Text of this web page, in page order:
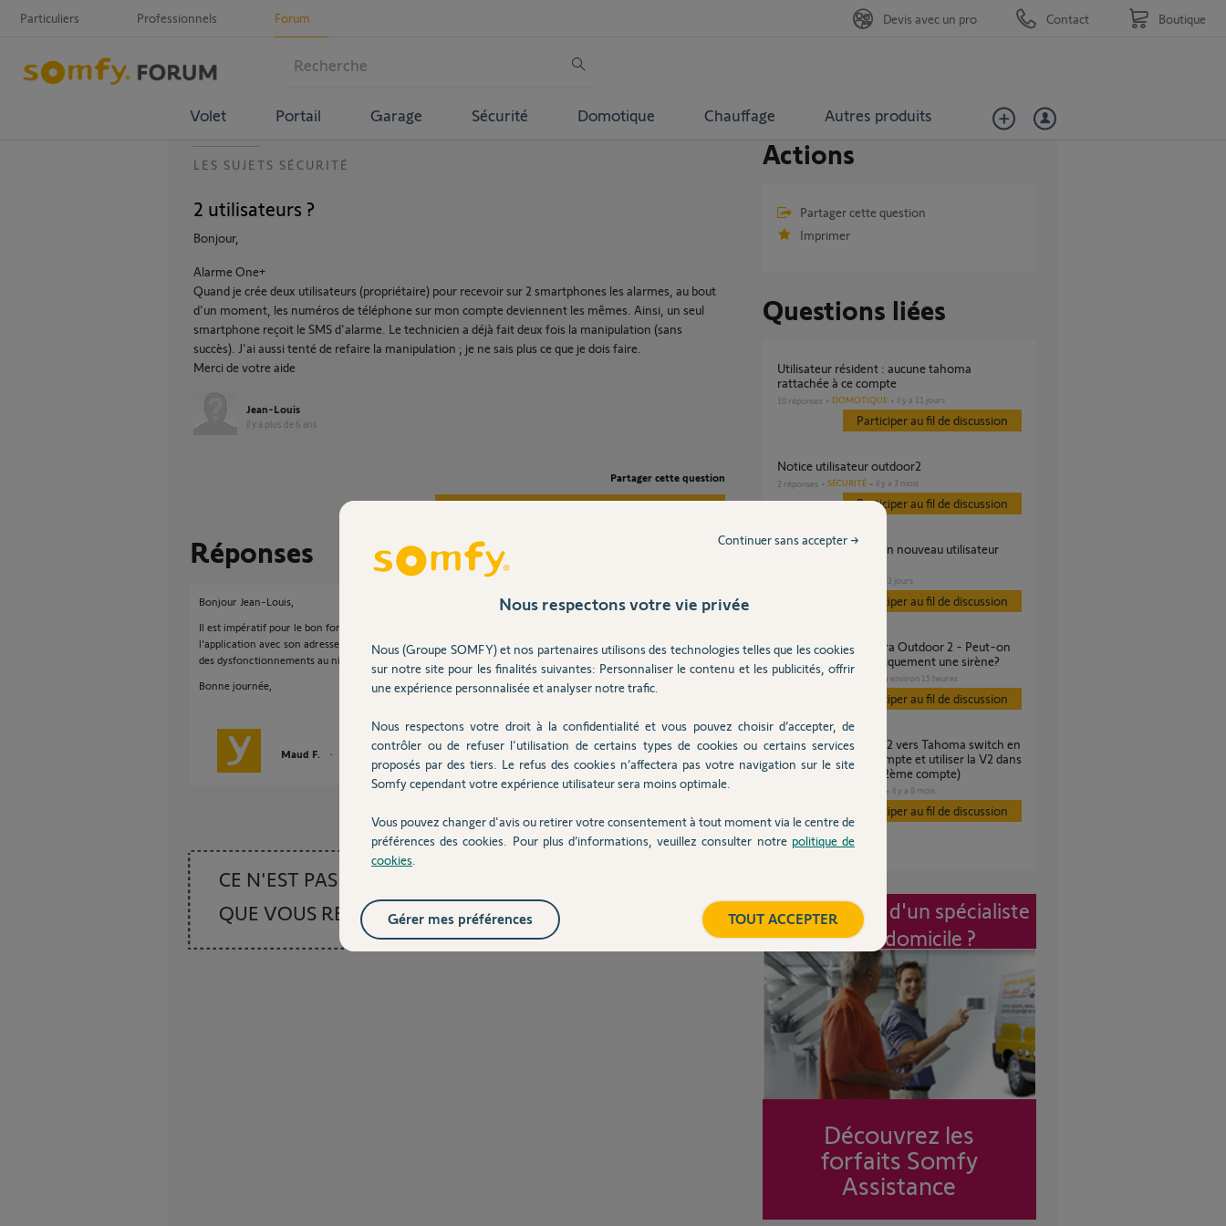
Particuliers Professionnels Forum
Volet Portail Garage Sécurité Domotique Chauffage Autres produits
Devis avec un pro Contact Boutique
LES SUJETS SÉCURITÉ
2 utilisateurs ?
Bonjour,
Alarme One+
Quand je crée deux utilisateurs (propriétaire) pour recevoir sur 2 smartphones les alarmes, au bout
d'un moment, les numéros de téléphone sur mon compte deviennent les mêmes. Ainsi, un seul
smartphone reçoit le SMS d'alarme. Le technicien a déjà fait deux fois la manipulation (sans
succès). J'ai aussi tenté de refaire la manipulation ; je ne sais plus ce que je dois faire.
Merci de votre aide
Jean-Louis
il y a plus de 6 ans
Partager cette question
Réponses
Bonjour Jean-Louis,
Il est impératif pour le bon fonctionnement du système que chacun se connecte sur
l'application avec son adresse mail sinon cela entraîne comme vous avez pu le constater
des dysfonctionnements au niveau de la géolocalisation et des alertes.
Bonne journée,
Maud F. il y a plus de 6 ans
CE N'EST PAS CE
QUE VOUS RECHERCHEZ
Posez votre question
Actions
Partager cette question
Imprimer
Questions liées
Utilisateur résident : aucune tahoma
rattachée à ce compte
10 réponses DOMOTIQUE il y a 11 jours
Participer au fil de discussion
Notice utilisateur outdoor2
2 réponses SÉCURITÉ il y a 3 mois
Participer au fil de discussion
Comment rajouter un nouveau utilisateur
il y a 22 jours
Participer au fil de discussion
Détection par Camera Outdoor 2 - Peut-on
déclencher automatiquement une sirène?
SÉCURITÉ il y a environ 15 heures
Participer au fil de discussion
Migrer de Tahoma V2 vers Tahoma switch en
gardant le même compte et utiliser la V2 dans
un autre logement (2ème compte)
il y a 8 mois
Participer au fil de discussion
Intervention d'un spécialiste
à mon domicile ?
Découvrez les
forfaits Somfy
Assistance
Nous respectons votre vie privée
Nous (Groupe SOMFY) et nos partenaires utilisons des technologies telles que les cookies
sur notre site pour les finalités suivantes: Personnaliser le contenu et les publicités, offrir
une expérience personnalisée et analyser notre trafic.
Nous respectons votre droit à la confidentialité et vous pouvez choisir d’accepter, de
contrôler ou de refuser l'utilisation de certains types de cookies ou certains services
proposés par des tiers. Le refus des cookies n’affectera pas votre navigation sur le site
Somfy cependant votre expérience utilisateur sera moins optimale.
Vous pouvez changer d'avis ou retirer votre consentement à tout moment via le centre de
préférences des cookies. Pour plus d’informations, veuillez consulter notre politique de
cookies
Continuer sans accepter →
TOUT ACCEPTER
Gérer mes préférences